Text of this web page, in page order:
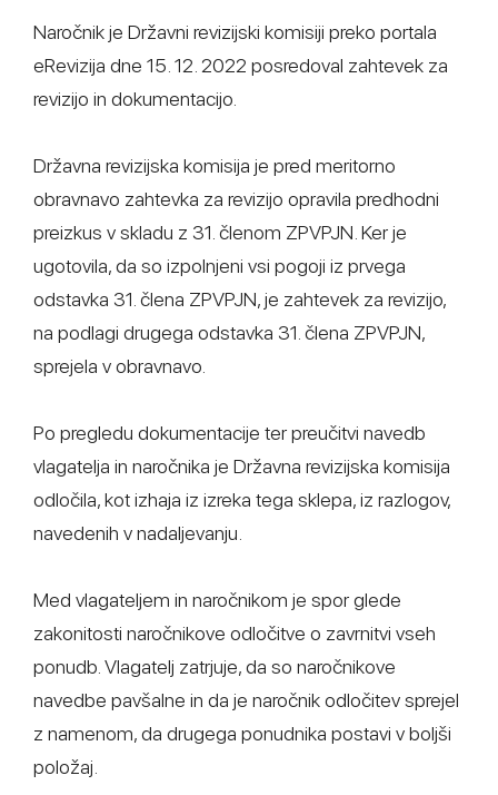
Naročnik je Državni revizijski komisiji preko portala
eRevizija dne 15. 12. 2022 posredoval zahtevek za
revizijo in dokumentacijo.
Državna revizijska komisija je pred meritorno
obravnavo zahtevka za revizijo opravila predhodni
preizkus v skladu z 31. členom ZPVPJN. Ker je
ugotovila, da so izpolnjeni vsi pogoji iz prvega
odstavka 31. člena ZPVPJN, je zahtevek za revizijo,
na podlagi drugega odstavka 31. člena ZPVPJN,
sprejela v obravnavo.
Po pregledu dokumentacije ter preučitvi navedb
vlagatelja in naročnika je Državna revizijska komisija
odločila, kot izhaja iz izreka tega sklepa, iz razlogov,
navedenih v nadaljevanju.
Med vlagateljem in naročnikom je spor glede
zakonitosti naročnikove odločitve o zavrnitvi vseh
ponudb. Vlagatelj zatrjuje, da so naročnikove
navedbe pavšalne in da je naročnik odločitev sprejel
z namenom, da drugega ponudnika postavi v boljši
položaj.